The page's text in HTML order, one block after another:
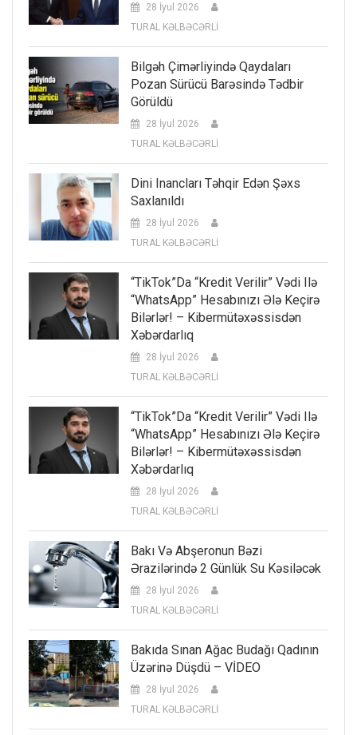
28 İyul 2026
TURAL KƏLBƏCƏRLİ
Bilgəh Çimərliyində Qaydaları
Pozan Sürücü Barəsində Tədbir
Görüldü
28 İyul 2026
TURAL KƏLBƏCƏRLİ
Dini Inancları Təhqir Edən Şəxs
Saxlanıldı
28 İyul 2026
TURAL KƏLBƏCƏRLİ
“TikTok”da “kredit Verilir” Vədi Ilə
“WhatsApp” Hesabınızı Ələ Keçirə
Bilərlər! – Kibermütəxəssisdən
Xəbərdarlıq
28 İyul 2026
TURAL KƏLBƏCƏRLİ
“TikTok”da “kredit Verilir” Vədi Ilə
“WhatsApp” Hesabınızı Ələ Keçirə
Bilərlər! – Kibermütəxəssisdən
Xəbərdarlıq
28 İyul 2026
TURAL KƏLBƏCƏRLİ
Bakı Və Abşeronun Bəzi
Ərazilərində 2 Günlük Su Kəsiləcək
28 İyul 2026
TURAL KƏLBƏCƏRLİ
Bakıda Sınan Ağac Budağı Qadının
Üzərinə Düşdü – VİDEO
28 İyul 2026
TURAL KƏLBƏCƏRLİ